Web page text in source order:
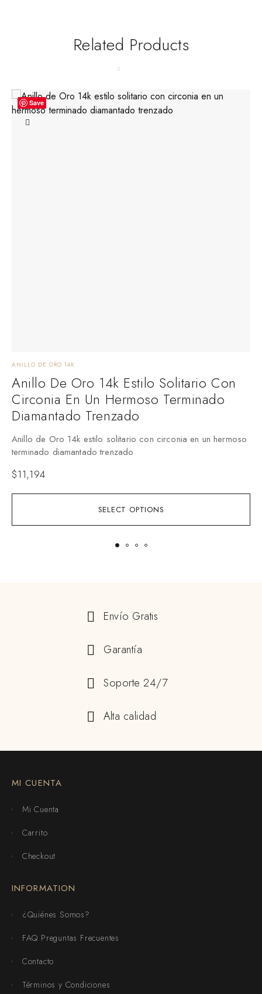
Related Products
Save
SELECT OPTIONS
ANILLO DE ORO 14K
Anillo De Oro 14k Estilo Solitario Con
Circonia En Un Hermoso Terminado
Diamantado Trenzado
Anillo de Oro 14k estilo solitario con circonia en un hermoso
terminado diamantado trenzado
$11,194
Envío Gratis
Garantía
Soporte 24/7
Alta calidad
MI CUENTA
Mi Cuenta
Carrito
Checkout
INFORMATION
¿Quiénes Somos?
FAQ Preguntas Frecuentes
Contacto
Términos y Condiciones